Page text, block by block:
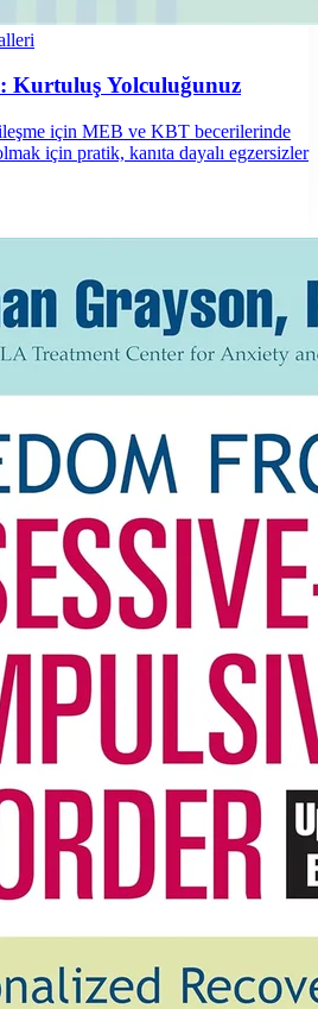
Kurtuluş Yolculuğunuz
için MEB ve KBT becerilerinde
için pratik, kanıta dayalı egzersizler